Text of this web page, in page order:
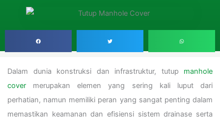
Dalam dunia konstruksi dan infrastruktur, tutup manhole
cover merupakan elemen yang sering kali luput dari
perhatian, namun memiliki peran yang sangat penting dalam
memastikan keamanan dan efisiensi sistem drainase serta